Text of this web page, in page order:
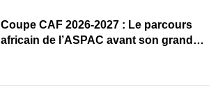
Coupe CAF 2026-2027 : Le parcours
africain de l’ASPAC avant son grand